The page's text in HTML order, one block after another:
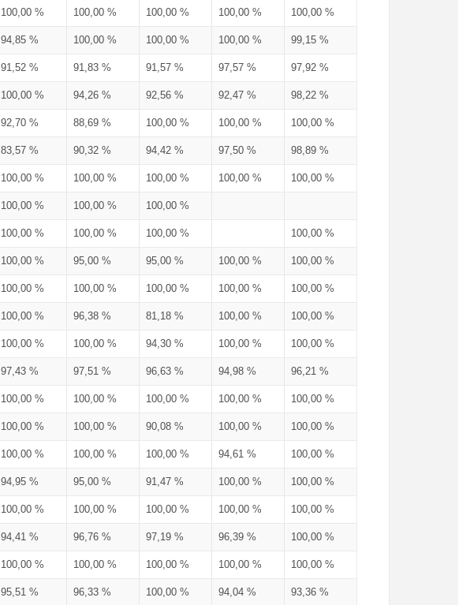
100,00 % 100,00 % 100,00 % 100,00 % 100,00 %
94,85 % 100,00 % 100,00 % 100,00 % 99,15 %
91,52 % 91,83 % 91,57 % 97,57 % 97,92 %
100,00 % 94,26 % 92,56 % 92,47 % 98,22 %
92,70 % 88,69 % 100,00 % 100,00 % 100,00 %
83,57 % 90,32 % 94,42 % 97,50 % 98,89 %
100,00 % 100,00 % 100,00 % 100,00 % 100,00 %
100,00 % 100,00 % 100,00 %
100,00 % 100,00 % 100,00 % 100,00 %
100,00 % 95,00 % 95,00 % 100,00 % 100,00 %
100,00 % 100,00 % 100,00 % 100,00 % 100,00 %
100,00 % 96,38 % 81,18 % 100,00 % 100,00 %
100,00 % 100,00 % 94,30 % 100,00 % 100,00 %
97,43 % 97,51 % 96,63 % 94,98 % 96,21 %
100,00 % 100,00 % 100,00 % 100,00 % 100,00 %
100,00 % 100,00 % 90,08 % 100,00 % 100,00 %
100,00 % 100,00 % 100,00 % 94,61 % 100,00 %
94,95 % 95,00 % 91,47 % 100,00 % 100,00 %
100,00 % 100,00 % 100,00 % 100,00 % 100,00 %
94,41 % 96,76 % 97,19 % 96,39 % 100,00 %
100,00 % 100,00 % 100,00 % 100,00 % 100,00 %
95,51 % 96,33 % 100,00 % 94,04 % 93,36 %